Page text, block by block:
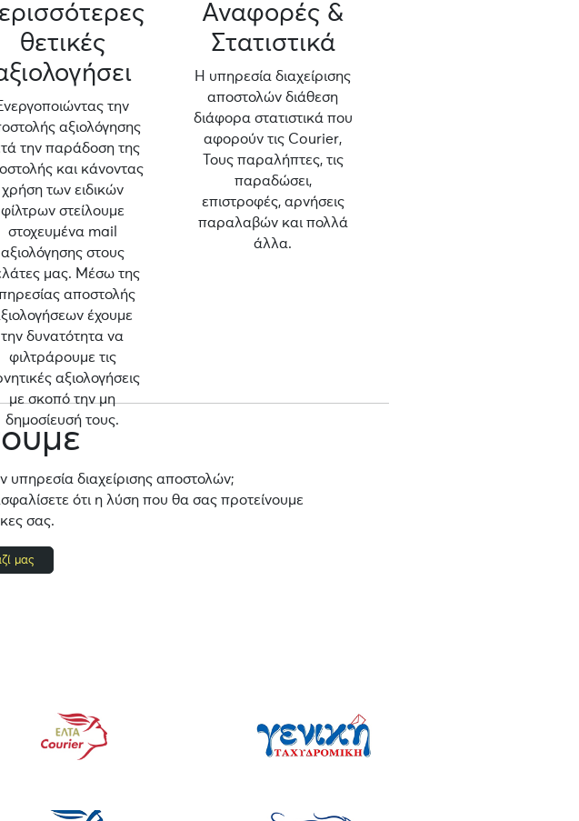
θετικές
την
αξιολόγησης
την παράδοση της
και κάνοντας
χρήση των ειδικών
φίλτρων στείλουμε
στοχευμένα mail
αξιολόγησης στους
μας. Μέσω της
αποστολής
έχουμε
την δυνατότητα να
φιλτράρουμε τις
αξιολογήσεις
με σκοπό την μη
δημοσίευσή τους.
Αναφορές &
Στατιστικά
Η υπηρεσία διαχείρισης
αποστολών διάθεση
διάφορα στατιστικά που
αφορούν τις Courier,
Τους παραλήπτες, τις
παραδώσει,
επιστροφές, αρνήσεις
παραλαβών και πολλά
άλλα.
υπηρεσία διαχείρισης αποστολών;
ότι η λύση που θα σας προτείνουμε
σας.
μας